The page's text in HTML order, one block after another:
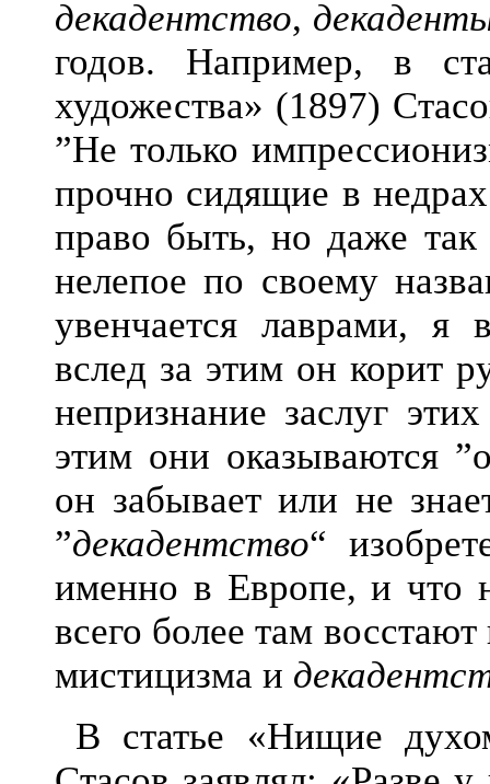
декадентство,
годов. Например, в
художества» (1897)
”Не только
прочно сидящие в
право быть, но даже
нелепое по своему
увенчается лаврами, я
вслед за этим он корит
непризнание заслуг
этим они оказываются
он забывает или не
”декадентство“
именно в Европе, и что
всего более там
мистицизма и
В статье «Нищие